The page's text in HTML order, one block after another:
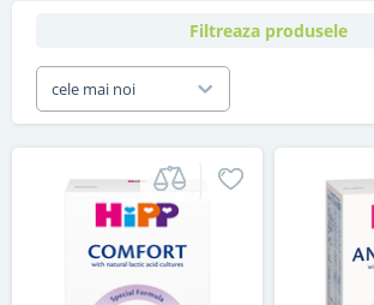
Filtreaza produsele
cele mai noi